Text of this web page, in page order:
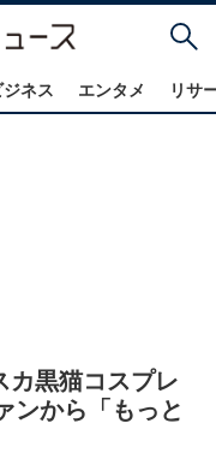
ネス エンタメ リサ
カ黒猫コスプレ
ンから「もっと